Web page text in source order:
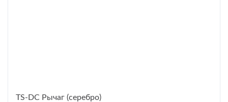
TS-DC Рычаг (серебро)